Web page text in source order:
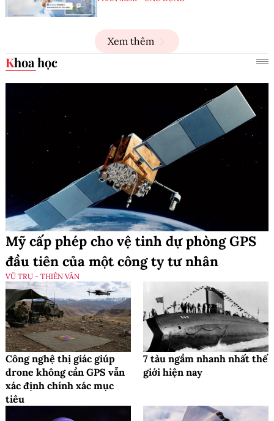
Xem thêm
Khoa học
Mỹ cấp phép cho vệ tinh dự phòng GPS
đầu tiên của một công ty tư nhân
VŨ TRỤ - THIÊN VĂN
Công nghệ thị giác giúp
drone không cần GPS vẫn
xác định chính xác mục
tiêu
7 tàu ngầm nhanh nhất thế
giới hiện nay